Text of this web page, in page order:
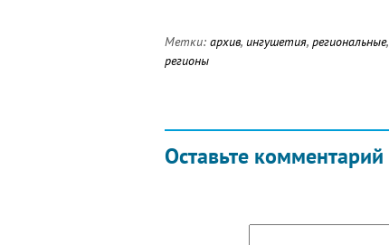
Метки: архив, ингушетия, региональные,
регионы
Оставьте комментарий